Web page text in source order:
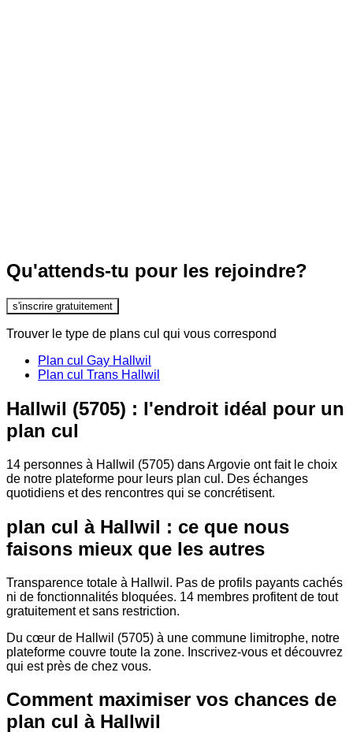
Qu'attends-tu pour les rejoindre?
s'inscrire gratuitement
Trouver le type de plans cul qui vous correspond
Plan cul Gay Hallwil
Plan cul Trans Hallwil
Hallwil (5705) : l'endroit idéal pour un
plan cul
14 personnes à Hallwil (5705) dans Argovie ont fait le choix
de notre plateforme pour leurs plan cul. Des échanges
quotidiens et des rencontres qui se concrétisent.
plan cul à Hallwil : ce que nous
faisons mieux que les autres
Transparence totale à Hallwil. Pas de profils payants cachés
ni de fonctionnalités bloquées. 14 membres profitent de tout
gratuitement et sans restriction.
Du cœur de Hallwil (5705) à une commune limitrophe, notre
plateforme couvre toute la zone. Inscrivez-vous et découvrez
qui est près de chez vous.
Comment maximiser vos chances de
plan cul à Hallwil